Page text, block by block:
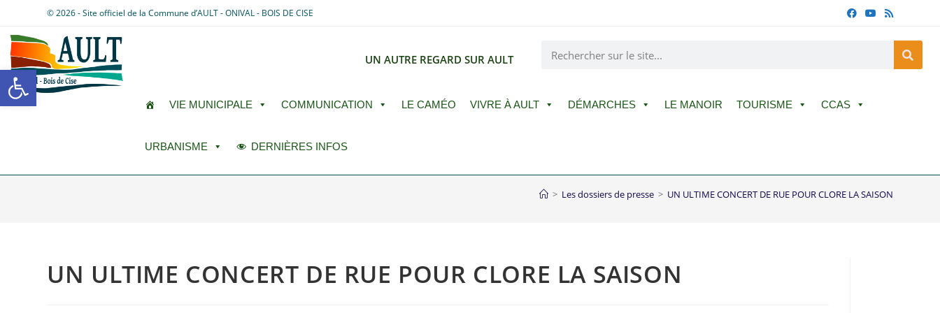
Ouvrir la barre d’outils
© 2026 - Site officiel de la Commune d’AULT - ONIVAL - BOIS DE CISE
UN AUTRE REGARD SUR AULT
VIE MUNICIPALE COMMUNICATION LE CAMÉO VIVRE À AULT DÉMARCHES LE MANOIR TOURISME CCAS
URBANISME DERNIÈRES INFOS
> Les dossiers de presse > UN ULTIME CONCERT DE RUE POUR CLORE LA SAISON
UN ULTIME CONCERT DE RUE POUR CLORE LA SAISON